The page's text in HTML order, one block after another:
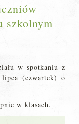
szkolnym
w spotkaniu z
(czwartek) o
w klasach.